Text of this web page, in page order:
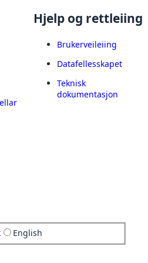
Hjelp og rettleiing
Brukerveileiing
Datafellesskapet
Teknisk
dokumentasjon
English